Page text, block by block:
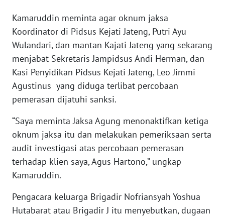
Kamaruddin meminta agar oknum jaksa
Koordinator di Pidsus Kejati Jateng, Putri Ayu
Wulandari, dan mantan Kajati Jateng yang sekarang
menjabat Sekretaris Jampidsus Andi Herman, dan
Kasi Penyidikan Pidsus Kejati Jateng, Leo Jimmi
Agustinus yang diduga terlibat percobaan
pemerasan dijatuhi sanksi.
“Saya meminta Jaksa Agung menonaktifkan ketiga
oknum jaksa itu dan melakukan pemeriksaan serta
audit investigasi atas percobaan pemerasan
terhadap klien saya, Agus Hartono,” ungkap
Kamaruddin.
Pengacara keluarga Brigadir Nofriansyah Yoshua
Hutabarat atau Brigadir J itu menyebutkan, dugaan
WN
PADANG
LAWAS
WN
SUMEDANG
CIANJUR
WN
SERIBU
TANGERANG